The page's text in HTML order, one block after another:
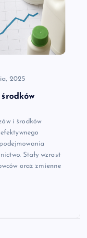
2025
i środków
Stały wzrost
oraz zmienne